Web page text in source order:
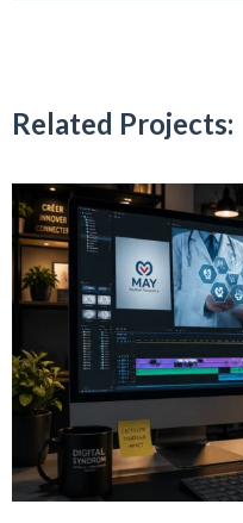
Related Projects: